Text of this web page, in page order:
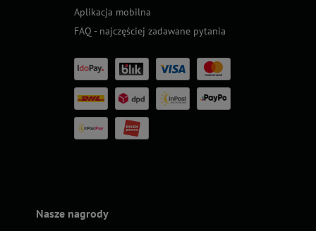
Aplikacja mobilna
FAQ - najczęściej zadawane pytania
Nasze nagrody